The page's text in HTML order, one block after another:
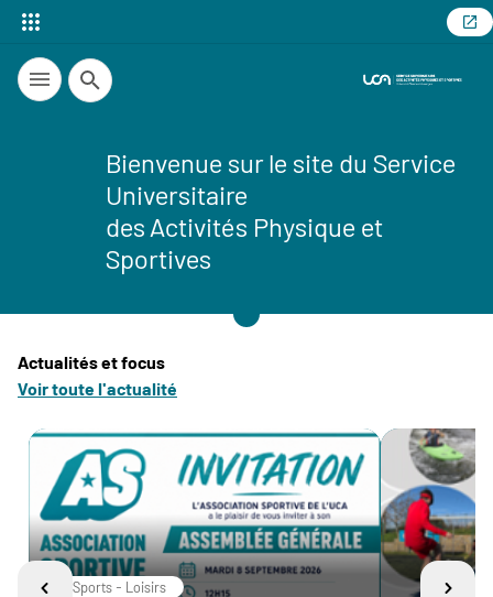
Recherche
Bienvenue sur le site du Service
Universitaire
des Activités Physique et
Sportives
Actualités et focus
Voir toute l'actualité
Sports - Loisirs